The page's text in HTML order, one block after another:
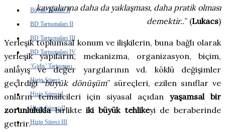
Büyük Tehlike II
BD Tartışmaları II
BD Tartışmaları III
BD Tartışmaları IV
‘Gidiş’ Tartışması
Hizip Süreci
Hizip Süreci I
Hizip Süreci II
Hizip Süreci III
kavgalarına daha da yaklaşması, daha pratik olması
demektir..” (Lukacs)
Yerleşik toplumsal konum ve ilişkilerin, buna bağlı olarak
yerleşik yapıların, mekanizma, organizasyon, biçim,
anlayış ve değer yargılarının vd. köklü değişimler
geçirdiği “büyük dönüşüm” süreçleri, ezilen sınıflar ve
onların temsilcileri için siyasal açıdan yaşamsal bir
zorunluluklabirlikteiki büyük tehlikeyi de beraberinde
getirir.